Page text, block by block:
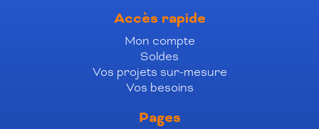
Accès rapide
Mon compte
Soldes
Vos projets sur-mesure
Vos besoins
Pages